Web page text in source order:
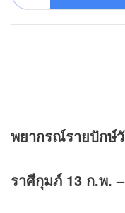
พยากรณ์รายปักษ์
ราศีกุมภ์ 13 ก.พ.